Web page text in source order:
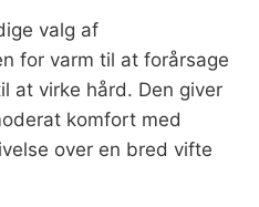
valg af
for varm til at forårsage
at virke hård. Den giver
komfort med
over en bred vifte